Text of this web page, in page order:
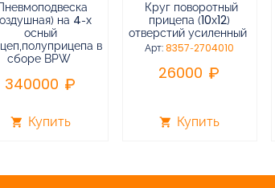
на 4-х
осный
в
сборе BPW
340000
shopping_cart Купить
Круг поворотный
прицепа (10х12)
отверстий усиленный
Арт:8357-2704010
26000
shopping_cart Купить